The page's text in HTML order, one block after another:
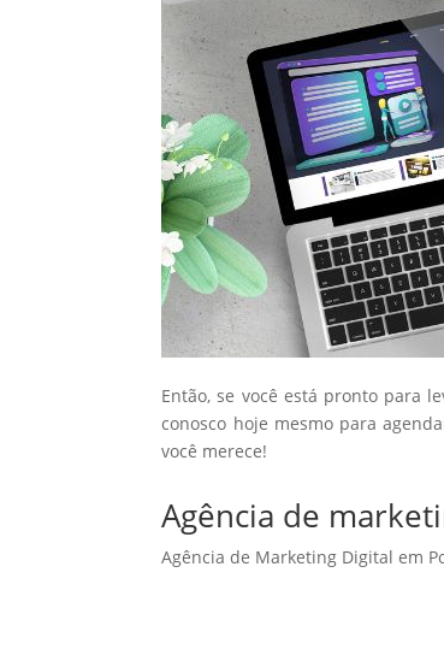
Então, se você está pronto para
conosco hoje mesmo para
você merece!
Agência de
Agência de Marketing Digital em